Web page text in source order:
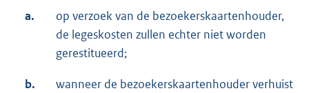
a.
op verzoek van de bezoekerskaartenhouder,
de legeskosten zullen echter niet worden
gerestitueerd;
b.
wanneer de bezoekerskaartenhouder verhuist